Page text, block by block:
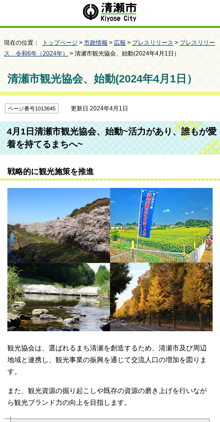
現在の位置： トップページ > 市政情報 > 広報 > プレスリリース > プレスリリー
ス 令和6年（2024年）
> 清瀬市観光協会、始動(2024年4月1日）
清瀬市観光協会、始動(2024年4月1日）
ページ番号1013645 更新日 2024年4月1日
4月1日清瀬市観光協会、始動~活力があり、誰もが愛
着を持てるまちへ~
戦略的に観光施策を推進
観光協会は、選ばれるまち清瀬を創造するため、清瀬市及び周辺
地域と連携し、観光事業の振興を通じて交流人口の増加を図りま
す。
また、観光資源の掘り起こしや既存の資源の磨き上げを行いなが
ら観光ブランド力の向上を目指します。